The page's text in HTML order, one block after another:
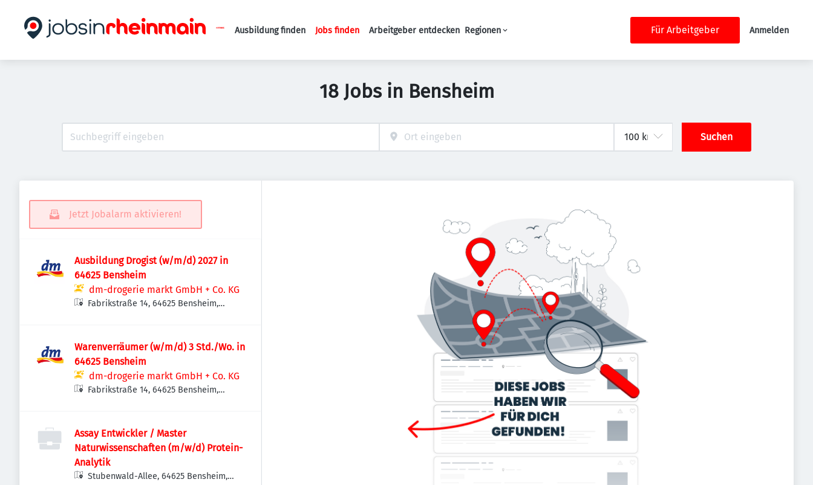
Haupt-Navigation
Ausbildung finden Jobs finden Arbeitgeber entdecken Regionen Für Arbeitgeber Anmelden
18 Jobs in Bensheim
Suchen
Jetzt Jobalarm aktivieren!
Ausbildung Drogist (w/m/d) 2027 in
64625 Bensheim
dm-drogerie markt GmbH + Co. KG
Fabrikstraße 14, 64625 Bensheim,
Warenverräumer (w/m/d) 3 Std./Wo. in
64625 Bensheim
dm-drogerie markt GmbH + Co. KG
Fabrikstraße 14, 64625 Bensheim,
Assay Entwickler / Master
Naturwissenschaften (m/w/d) Protein-
Analytik
Stubenwald-Allee, 64625 Bensheim,